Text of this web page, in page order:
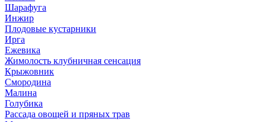
Шарафуга
Инжир
Плодовые кустарники
Ирга
Ежевика
Жимолость клубничная сенсация
Крыжовник
Смородина
Малина
Голубика
Рассада овощей и пряных трав